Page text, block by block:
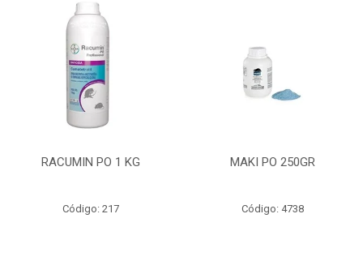
RACUMIN PO 1 KG
Código: 217
MAKI PO 250GR
Código: 4738